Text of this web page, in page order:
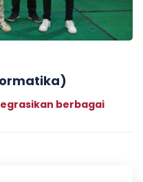
berbagai